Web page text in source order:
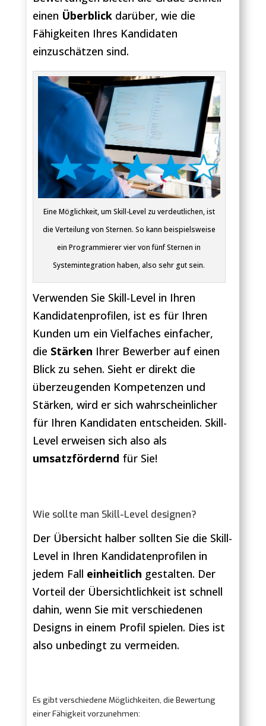
einen Überblickdarüber, wie die
Fähigkeiten Ihres Kandidaten
einzuschätzen sind.
Eine Möglichkeit, um Skill-Level zu verdeutlichen, ist
die Verteilung von Sternen. So kann beispielsweise
ein Programmierer vier von fünf Sternen in
Systemintegration haben, also sehr gut sein.
Verwenden Sie Skill-Level in Ihren
Kandidatenprofilen, ist es für Ihren
Kunden um ein Vielfaches einfacher,
die Stärken Ihrer Bewerber auf einen
Blick zu sehen. Sieht er direkt die
überzeugenden Kompetenzen und
Stärken, wird er sich wahrscheinlicher
für Ihren Kandidaten entscheiden. Skill-
Level erweisen sich also als
umsatzfördernd für Sie!
Wie sollte man Skill-Level designen?
Der Übersicht halber sollten Sie die Skill-
Level in Ihren Kandidatenprofilen in
jedem Fall einheitlich gestalten. Der
Vorteil der Übersichtlichkeit ist schnell
dahin, wenn Sie mit verschiedenen
Designs in einem Profil spielen. Dies ist
also unbedingt zu vermeiden.
Es gibt verschiedene Möglichkeiten, die Bewertung
einer Fähigkeit vorzunehmen: